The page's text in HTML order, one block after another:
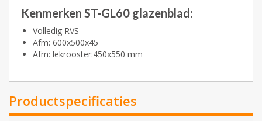
Kenmerken ST-GL60 glazenblad:
Volledig RVS
Afm: 600x500x45
Afm: lekrooster:450x550 mm
Productspecificaties